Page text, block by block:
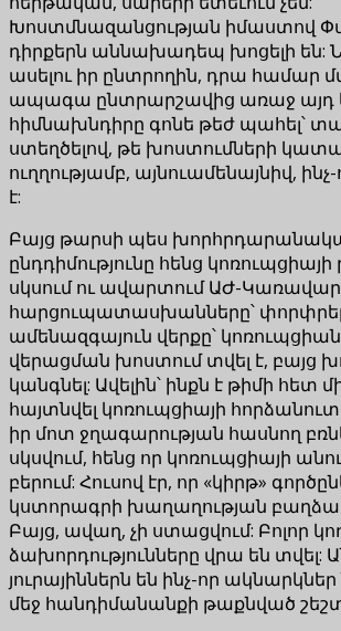
Խոստմնազանցության իմաստով
դիրքերն աննախադեպ խոցելի են:
ասելու իր ընտրողին, դրա համար
ապագա ընտրարշավից առաջ այդ
հիմնախնդիրը գոնե թեժ պահել՝
ստեղծելով, թե խոստումների
ուղղությամբ, այնուամենայնիվ,
է:
Բայց թարսի պես
ընդդիմությունը հենց կոռուպցիայի
սկսում ու ավարտում ԱԺ-
հարցուպատասխանները՝
ամենազգայուն վերքը՝
վերացման խոստում տվել է, բայց
կանգնել: Ավելին՝ ինքն է թիմի հետ
հայտնվել կոռուպցիայի
իր մոտ ջղագարության հասնող
սկսվում, հենց որ կոռուպցիայի
բերում: Հուսով էր, որ «կիրթ»
կստորագրի խաղաղության
Բայց, ավաղ, չի ստացվում: Բոլոր
ձախորդությունները վրա են տվել:
յուրայիններն են ինչ-որ
մեջ հանդիմանանքի թաքնված